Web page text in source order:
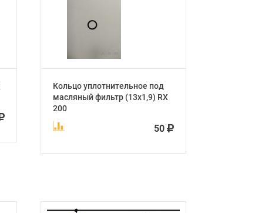
Кольцо уплотнительное под
масляный фильтр (13х1,9) RX
200
50